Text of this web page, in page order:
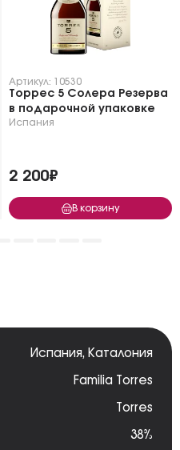
Артикул: 10530
Торрес 5 Солера Резерва
в подарочной упаковке
Испания
2 200₽
В корзину
Испания, Каталония
Familia Torres
Torres
38%